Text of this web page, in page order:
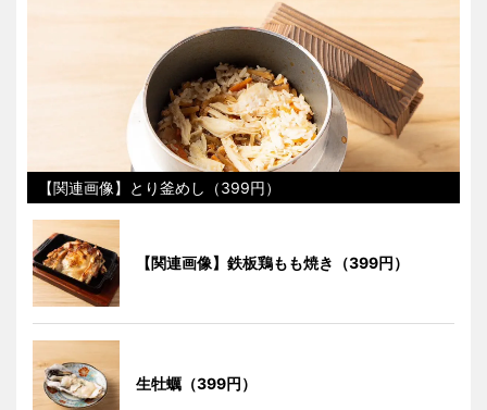
【関連画像】とり釜めし（399円）
【関連画像】鉄板鶏もも焼き（399円）
生牡蠣（399円）